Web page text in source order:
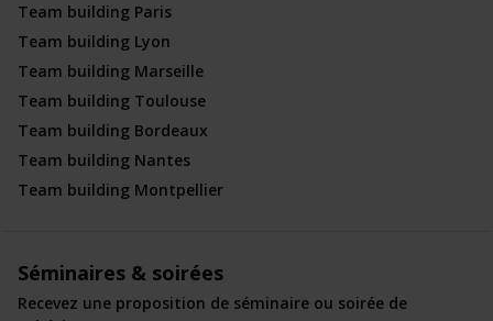
Team building Paris
Team building Lyon
Team building Marseille
Team building Toulouse
Team building Bordeaux
Team building Nantes
Team building Montpellier
Séminaires & soirées
Recevez une proposition de séminaire ou soirée de